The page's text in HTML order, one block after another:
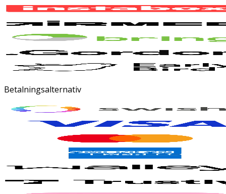
Betalningsalternativ